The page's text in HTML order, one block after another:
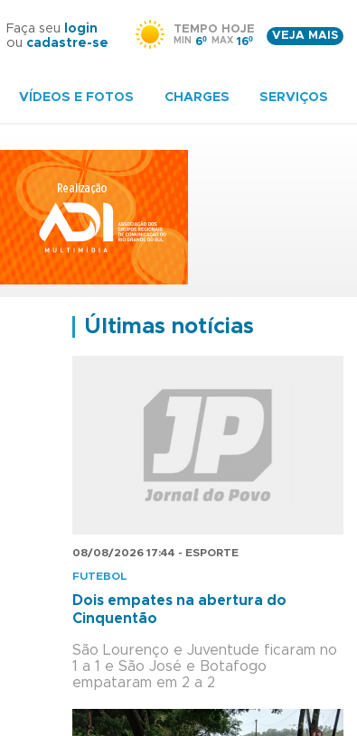
Faça seu
login
ou cadastre-se
TEMPO HOJE
MIN 6º MAX 16º
VEJA MAIS
VÍDEOS E FOTOS CHARGES SERVIÇOS
Últimas notícias
08/08/2026 17:44 - ESPORTE
FUTEBOL
Dois empates na abertura do
Cinquentão
São Lourenço e Juventude ficaram no
1 a 1 e São José e Botafogo
empataram em 2 a 2